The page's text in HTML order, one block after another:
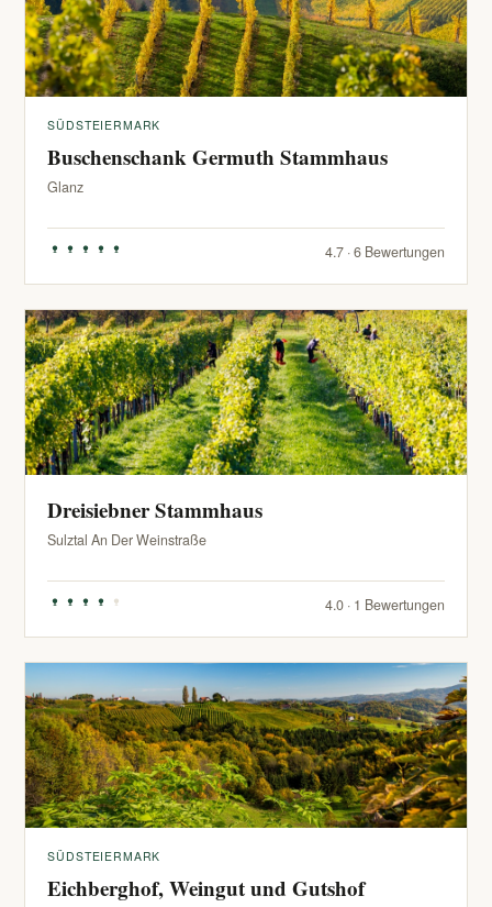
SÜDSTEIERMARK
Buschenschank Germuth Stammhaus
Glanz
4.7 · 6 Bewertungen
Dreisiebner Stammhaus
Sulztal An Der Weinstraße
4.0 · 1 Bewertungen
SÜDSTEIERMARK
Eichberghof, Weingut und Gutshof